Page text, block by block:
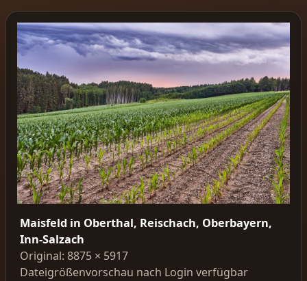
Maisfeld in Oberthal, Reischach, Oberbayern,
Inn-Salzach
Original: 8875 × 5917
Dateigrößenvorschau nach Login verfügbar